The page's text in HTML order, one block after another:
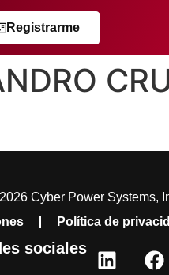
Registrarme
Cyber Power Systems,
Política de
sociales